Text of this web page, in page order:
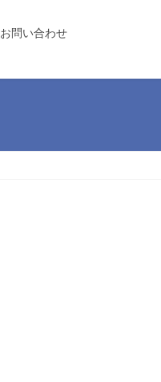
お問い合わせ